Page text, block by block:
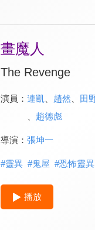
畫魔人
The Revenge
演員： 連凱 趙然 田
趙德彪
導演： 張坤一
#靈異 #鬼屋 #恐怖靈異
播放